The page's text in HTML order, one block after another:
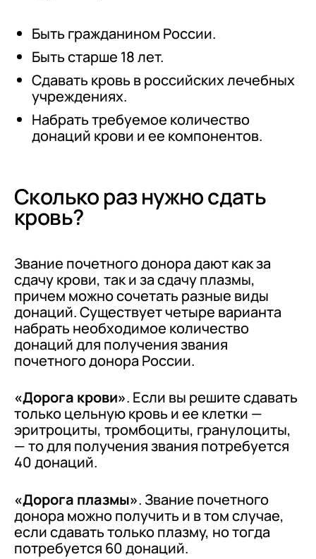
Быть гражданином России.
Быть старше 18 лет.
Сдавать кровь в российских лечебных
учреждениях.
Набрать требуемое количество
донаций крови и ее компонентов.
Сколько раз нужно сдать
кровь?
Звание почетного донора дают как за
сдачу крови, так и за сдачу плазмы,
причем можно сочетать разные виды
донаций. Существует четыре варианта
набрать необходимое количество
донаций для получения звания
почетного донора России.
«Дорога крови». Если вы решите сдавать
только цельную кровь и ее клетки —
эритроциты, тромбоциты, гранулоциты,
— то для получения звания потребуется
40 донаций.
«Дорога плазмы». Звание почетного
донора можно получить и в том случае,
если сдавать только плазму, но тогда
потребуется 60 донаций.